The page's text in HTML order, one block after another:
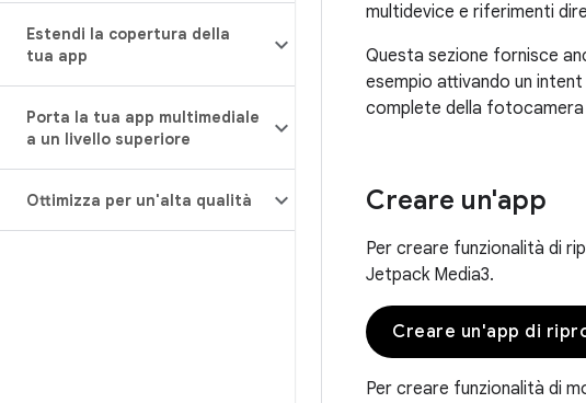
Estendi la copertura della
tua app
Porta la tua app multimediale
a un livello superiore
Ottimizza per un'alta qualità
multidevice e riferimenti
Questa sezione fornisce
esempio attivando un
complete della
Creare un'app
Per creare funzionalità di
Jetpack Media3.
Creare un'app di
Per creare funzionalità di